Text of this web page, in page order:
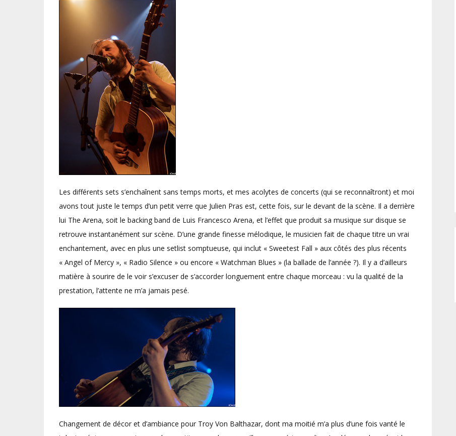
Les différents sets s’enchaînent sans temps morts, et mes acolytes de concerts (qui se reconnaîtront) et moi
avons tout juste le temps d’un petit verre que Julien Pras est, cette fois, sur le devant de la scène. Il a derrière
lui The Arena, soit le backing band de Luis Francesco Arena, et l’effet que produit sa musique sur disque se
retrouve instantanément sur scène. D’une grande finesse mélodique, le musicien fait de chaque titre un vrai
enchantement, avec en plus une setlist somptueuse, qui inclut « Sweetest Fall » aux côtés des plus récents
« Angel of Mercy », « Radio Silence » ou encore « Watchman Blues » (la ballade de l’année ?). Il y a d’ailleurs
matière à sourire de le voir s’excuser de s’accorder longuement entre chaque morceau : vu la qualité de la
prestation, l’attente ne m’a jamais pesé.
Changement de décor et d’ambiance pour Troy Von Balthazar, dont ma moitié m’a plus d’une fois vanté le